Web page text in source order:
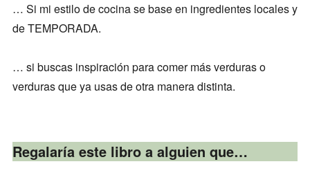
… Si mi estilo de cocina se base en ingredientes locales y
de TEMPORADA.
… si buscas inspiración para comer más verduras o
verduras que ya usas de otra manera distinta.
Regalaría este libro a alguien que…